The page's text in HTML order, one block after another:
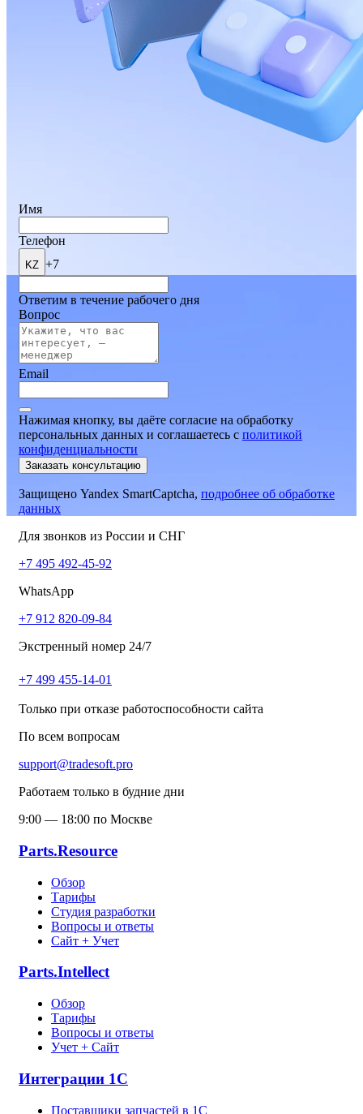
Имя
Телефон
KZ +7
Ответим в течение рабочего дня
Вопрос
Email
Нажимая кнопку, вы даёте согласие на обработку
персональных данных и соглашаетесь c политикой
конфиденциальности
Заказать консультацию
Защищено Yandex SmartCaptcha, подробнее об обработке
данных
Для звонков из России и СНГ
+7 495 492-45-92
WhatsApp
+7 912 820-09-84
Экстренный номер 24/7
+7 499 455-14-01
Только при отказе работоспособности сайта
По всем вопросам
support@tradesoft.pro
Работаем только в будние дни
9:00 — 18:00 по Москве
Parts.Resource
Обзор
Тарифы
Студия разработки
Вопросы и ответы
Сайт + Учет
Parts.Intellect
Обзор
Тарифы
Вопросы и ответы
Учет + Сайт
Интеграции 1С
Поставщики запчастей в 1C